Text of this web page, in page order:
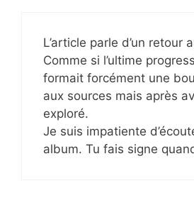
L’article parle d’un retour
Comme si l’ultime
formait forcément une
aux sources mais après
exploré.
Je suis impatiente
album. Tu fais signe